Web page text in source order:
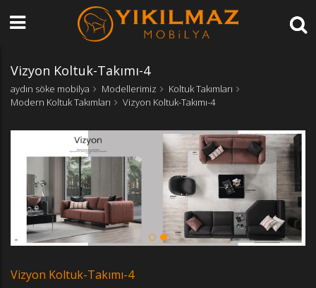
Vizyon Koltuk-Takımı-4
aydın söke mobilya Modellerimiz
Koltuk Takımları
Modern Koltuk Takımları
Vizyon Koltuk-Takımı-4
Vizyon Koltuk-Takımı-4